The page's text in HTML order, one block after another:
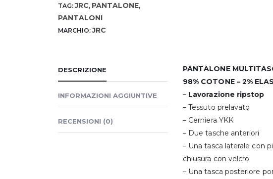
TAG:JRC, PANTALONE,
PANTALONI
MARCHIO:JRC
DESCRIZIONE
INFORMAZIONI AGGIUNTIVE
RECENSIONI (0)
PANTALONE
98% COTONE – 2%
– Lavorazione ripstop
– Tessuto prelavato
– Cerniera YKK
– Due tasche anteriori
– Una tasca laterale con
chiusura con velcro
– Una tasca posteriore